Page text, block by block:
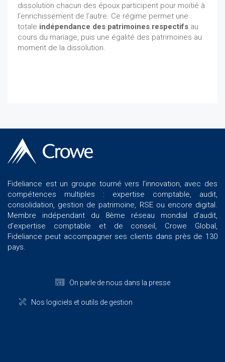
dissolution chacun des époux participent pour moitié à
l’enrichissement de l’autre. Ce régime permet une
totale indépendance des patrimoines respectifs au
cours du mariage, puis une égalité des patrimoines au
moment de la dissolution.
Fideliance est un groupe tourné vers l’innovation, avec des
compétences multiples : expertise comptable, audit,
consolidation, gestion de patrimoine, RSE ou encore digital.
Membre indépendant du 8ème réseau mondial d’audit,
d’expertise comptable et de conseil, Crowe Global,
Fideliance peut accompagner ses clients dans près de 130
pays.
On parle de nous dans la presse
Nos logiciels et outils de gestion